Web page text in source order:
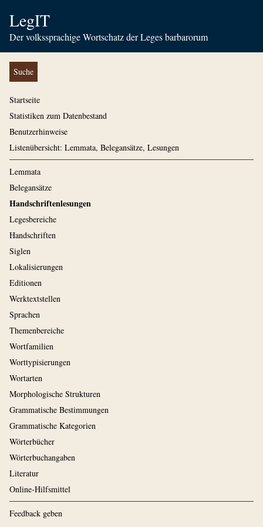
LegIT
Der volkssprachige Wortschatz der Leges barbarorum
Suche
Startseite
Statistiken zum Datenbestand
Benutzerhinweise
Listenübersicht: Lemmata, Belegansätze, Lesungen
Lemmata
Belegansätze
Handschriftenlesungen
Legesbereiche
Handschriften
Siglen
Lokalisierungen
Editionen
Werktextstellen
Sprachen
Themenbereiche
Wortfamilien
Worttypisierungen
Wortarten
Morphologische Strukturen
Grammatische Bestimmungen
Grammatische Kategorien
Wörterbücher
Wörterbuchangaben
Literatur
Online-Hilfsmittel
Feedback geben